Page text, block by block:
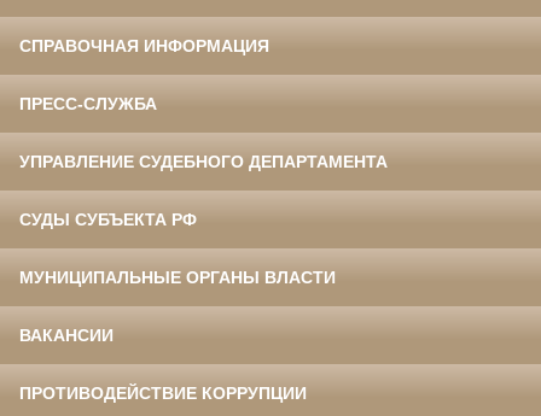
СПРАВОЧНАЯ ИНФОРМАЦИЯ
ПРЕСС-СЛУЖБА
УПРАВЛЕНИЕ СУДЕБНОГО ДЕПАРТАМЕНТА
СУДЫ СУБЪЕКТА РФ
МУНИЦИПАЛЬНЫЕ ОРГАНЫ ВЛАСТИ
ВАКАНСИИ
ПРОТИВОДЕЙСТВИЕ КОРРУПЦИИ